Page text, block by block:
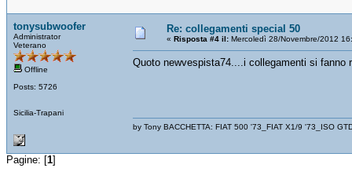
tonysubwoofer
Administrator
Veterano
Offline
Posts: 5726
Sicilia-Trapani
Re: collegamenti special 50
« Risposta #4 il: Mercoledì 28/Novembre/2012
Quoto newvespista74....i collegamenti si
by Tony BACCHETTA: FIAT 500 '73_FIAT X1/9 '73_ISO
Pagine: [1]